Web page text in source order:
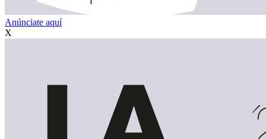
Anúnciate aquí
X